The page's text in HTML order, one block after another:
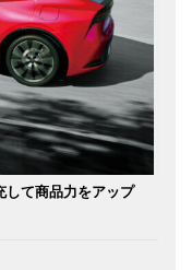
して商品力をアップ